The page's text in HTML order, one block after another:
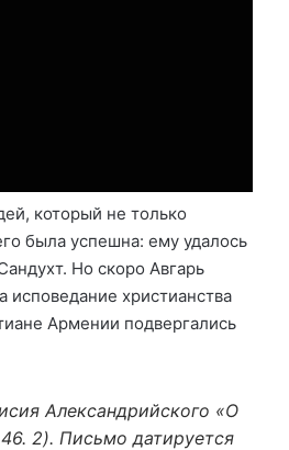
который не только
была успешна: ему удалось
Но скоро Авгарь
исповедание христианства
Армении подвергались
Александрийского «О
2). Письмо датируется